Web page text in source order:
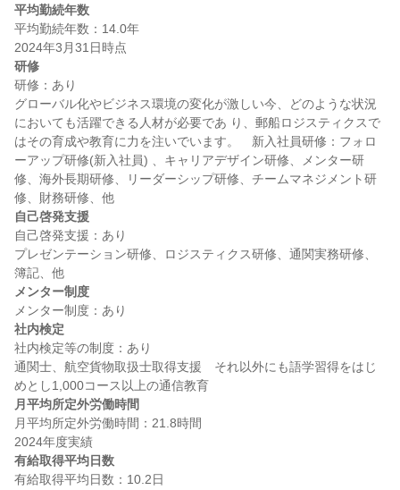
平均勤続年数
平均勤続年数：14.0年
研修
研修：あり
グローバル化やビジネス環境の変化が激しい今、どのような状況
においても活躍できる人材が必要であ り、郵船ロジスティクスで
はその育成や教育に力を注いでいます。　新入社員研修：フォロ
ーアップ研修(新入社員) 、キャリアデザイン研修、メンター研
修、海外⻑期研修、リーダーシップ研修、チームマネジメント研
自己啓発支援
自己啓発支援：あり
プレゼンテーション研修、ロジスティクス研修、通関実務研修、
メンター制度
社内検定
社内検定等の制度：あり
通関士、航空貨物取扱士取得支援　それ以外にも語学習得をはじ
月平均所定外労働時間
月平均所定外労働時間：21.8時間
有給取得平均日数
有給取得平均日数：10.2日